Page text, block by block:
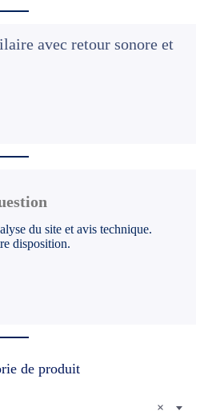
avec retour sonore et
du site et avis technique.
disposition.
de produit
×